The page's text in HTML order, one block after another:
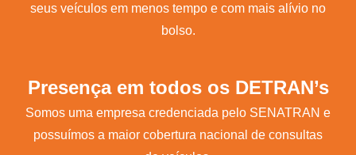
seus veículos em menos tempo e com mais alívio no
bolso.
Presença em todos os DETRAN’s
Somos uma empresa credenciada pelo SENATRAN e
possuímos a maior cobertura nacional de consultas